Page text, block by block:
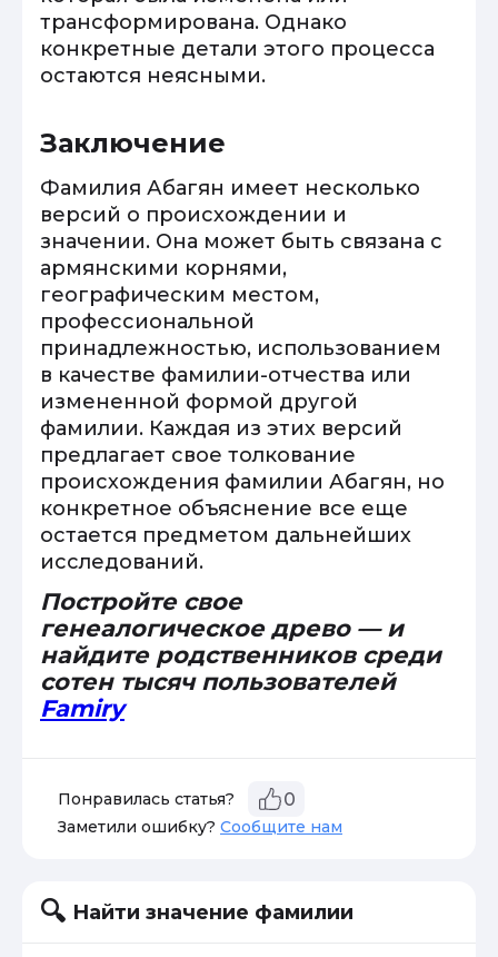
трансформирована. Однако
конкретные детали этого процесса
остаются неясными.
Заключение
Фамилия Абагян имеет несколько
версий о происхождении и
значении. Она может быть связана с
армянскими корнями,
географическим местом,
профессиональной
принадлежностью, использованием
в качестве фамилии-отчества или
измененной формой другой
фамилии. Каждая из этих версий
предлагает свое толкование
происхождения фамилии Абагян, но
конкретное объяснение все еще
остается предметом дальнейших
исследований.
Постройте свое
генеалогическое древо — и
найдите родственников среди
сотен тысяч пользователей
Famiry
Понравилась статья? 0
Заметили ошибку? Сообщите нам
Найти значение фамилии